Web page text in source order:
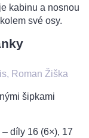
kabinu a nosnou
své osy.
Roman Žiška
šipkami
díly 16 (6×), 17